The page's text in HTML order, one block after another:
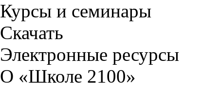
Курсы и семинары
Скачать
Электронные ресурсы
О «Школе 2100»